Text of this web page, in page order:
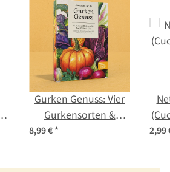
Gurken Genuss: Vier
Gurkensorten &
Einmachbegleiter –
8,99 €* 2,99